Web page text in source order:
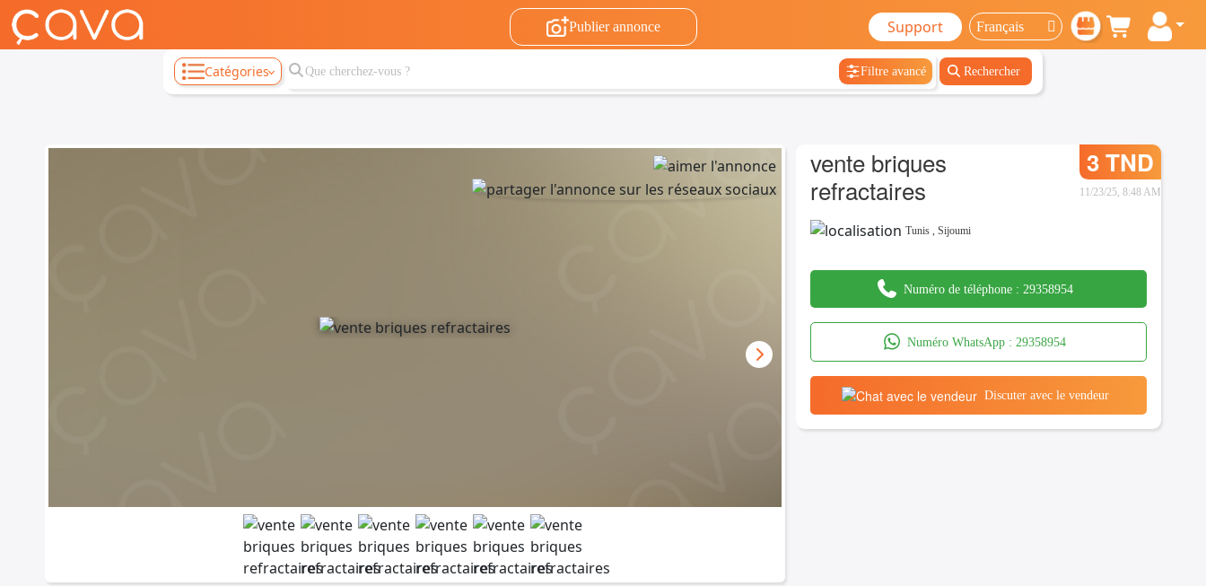
Publier annonce Support
Catégories Filtre avancé Rechercher
vente briques
refractaires
3 TND
11/23/25, 8:48 AM
Tunis ,Sijoumi
Numéro de téléphone : 29358954
Numéro WhatsApp : 29358954
Discuter avec le vendeur